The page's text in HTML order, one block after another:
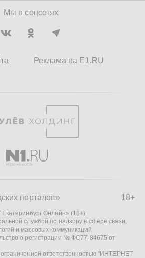
Мы в соцсетях
Реклама на E1.RU
18+
порталов»
Онлайн» (18+)
службой по надзору в сфере связи,
и массовых коммуникаций
о регистрации № ФС77-84675 от
ответственностью "ИНТЕРНЕТ